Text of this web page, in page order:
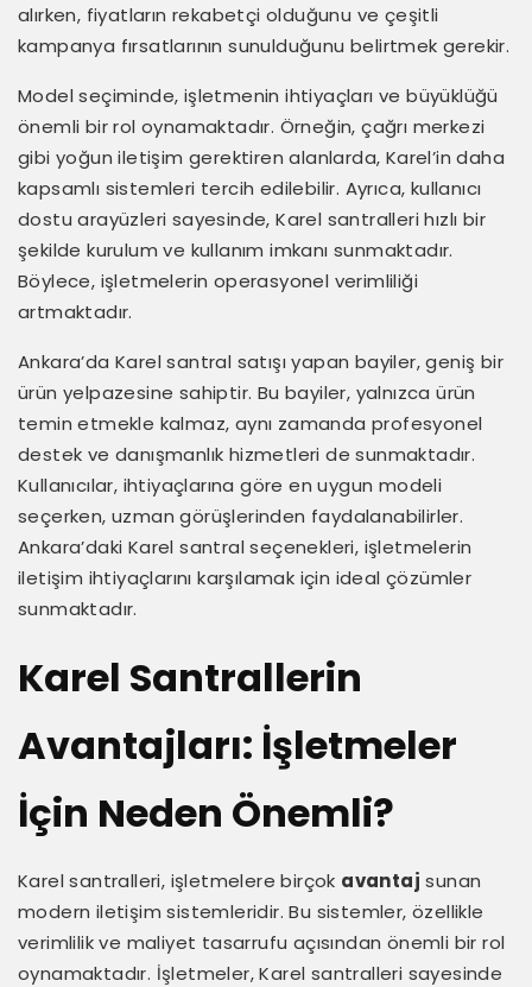
alırken, fiyatların rekabetçi olduğunu ve çeşitli
kampanya fırsatlarının sunulduğunu belirtmek gerekir.
Model seçiminde, işletmenin ihtiyaçları ve büyüklüğü
önemli bir rol oynamaktadır. Örneğin, çağrı merkezi
gibi yoğun iletişim gerektiren alanlarda, Karel’in daha
kapsamlı sistemleri tercih edilebilir. Ayrıca, kullanıcı
dostu arayüzleri sayesinde, Karel santralleri hızlı bir
şekilde kurulum ve kullanım imkanı sunmaktadır.
Böylece, işletmelerin operasyonel verimliliği
artmaktadır.
Ankara’da Karel santral satışı yapan bayiler, geniş bir
ürün yelpazesine sahiptir. Bu bayiler, yalnızca ürün
temin etmekle kalmaz, aynı zamanda profesyonel
destek ve danışmanlık hizmetleri de sunmaktadır.
Kullanıcılar, ihtiyaçlarına göre en uygun modeli
seçerken, uzman görüşlerinden faydalanabilirler.
Ankara’daki Karel santral seçenekleri, işletmelerin
iletişim ihtiyaçlarını karşılamak için ideal çözümler
sunmaktadır.
Karel Santrallerin
Avantajları: İşletmeler
İçin Neden Önemli?
Karel santralleri, işletmelere birçok avantaj sunan
modern iletişim sistemleridir. Bu sistemler, özellikle
verimlilik ve maliyet tasarrufu açısından önemli bir rol
oynamaktadır. İşletmeler, Karel santralleri sayesinde